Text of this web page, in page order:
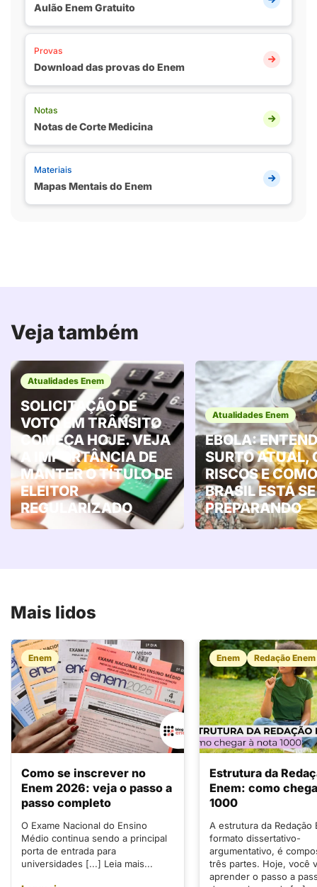
Aulão Enem Gratuito
Provas
Download das provas do Enem
Notas
Notas de Corte Medicina
Materiais
Mapas Mentais do Enem
Veja também
Atualidades Enem
SOLICITAÇÃO DE
VOTO EM TRÂNSITO
COMEÇA HOJE. VEJA
A IMPORTÂNCIA DE
MANTER O TÍTULO DE
ELEITOR
REGULARIZADO
Atualidades Enem
EBOLA:
SURTO ATUAL,
RISCOS E
BRASIL ESTÁ SE
PREPARANDO
Mais lidos
Enem
Como se inscrever no
Enem 2026: veja o passo a
passo completo
O Exame Nacional do Ensino
Médio continua sendo a principal
porta de entrada para
universidades [...] Leia mais...
Enem Redação Enem
Estrutura da
Enem: como
1000
A estrutura da Redação
formato dissertativo-
argumentativo, é
três partes. Hoje, você
aprender o passo a